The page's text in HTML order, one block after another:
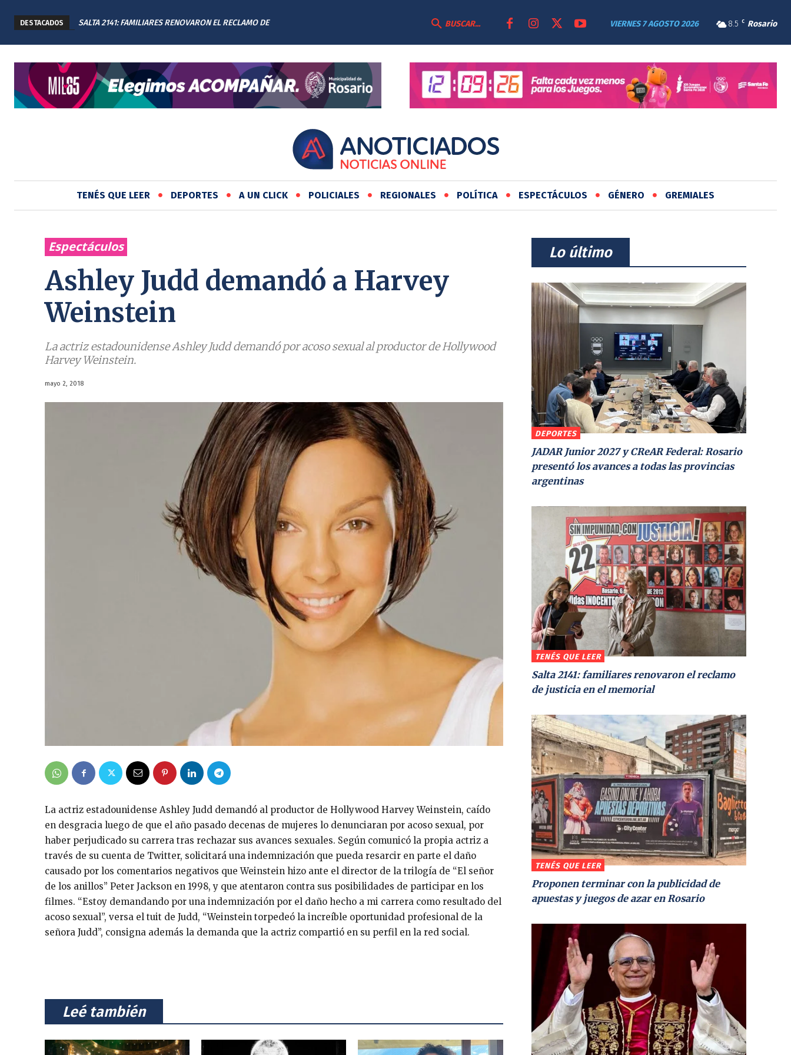
DESTACADOS
SALTA 2141: FAMILIARES RENOVARON EL RECLAMO DE
8.5 C Rosario
VIERNES 7 AGOSTO 2026
BUSCAR...
TENÉS QUE LEER DEPORTES A UN CLICK POLICIALES REGIONALES POLÍTICA ESPECTÁCULOS GÉNERO GREMIALES
Espectáculos
Ashley Judd demandó a Harvey
Weinstein
La actriz estadounidense Ashley Judd demandó por acoso sexual al productor de Hollywood
Harvey Weinstein.
mayo 2, 2018
La actriz estadounidense Ashley Judd demandó al productor de Hollywood Harvey Weinstein, caído
en desgracia luego de que el año pasado decenas de mujeres lo denunciaran por acoso sexual, por
haber perjudicado su carrera tras rechazar sus avances sexuales. Según comunicó la propia actriz a
través de su cuenta de Twitter, solicitará una indemnización que pueda resarcir en parte el daño
causado por los comentarios negativos que Weinstein hizo ante el director de la trilogía de “El señor
de los anillos” Peter Jackson en 1998, y que atentaron contra sus posibilidades de participar en los
filmes. “Estoy demandando por una indemnización por el daño hecho a mi carrera como resultado del
acoso sexual”, versa el tuit de Judd, “Weinstein torpedeó la increíble oportunidad profesional de la
señora Judd”, consigna además la demanda que la actriz compartió en su perfil en la red social.
⠀Leé también⠀
⠀Lo último⠀
DEPORTES
JADAR Junior 2027 y CReAR Federal: Rosario
presentó los avances a todas las provincias
argentinas
TENÉS QUE LEER
Salta 2141: familiares renovaron el reclamo
de justicia en el memorial
TENÉS QUE LEER
Proponen terminar con la publicidad de
apuestas y juegos de azar en Rosario